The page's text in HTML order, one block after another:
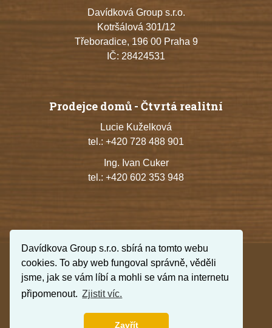
Davídkova Group s.r.o. sbírá na tomto webu
cookies. To aby web fungoval správně, věděli
jsme, jak se vám líbí a mohli se vám na internetu
připomenout. Zjistit víc.
Zavřít
Davídková Group s.r.o.
Kotršálová 301/12
Třeboradice, 196 00 Praha 9
IČ: 28424531
Prodejce domů - Čtvrtá realitní
Lucie Kuželková
tel.: +420 728 488 901
Ing. Ivan Cuker
tel.: +420 602 353 948